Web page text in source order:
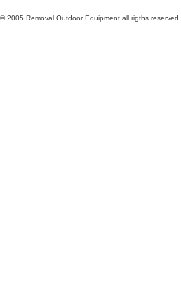
© 2005 Removal Outdoor Equipment all rigths reserved.